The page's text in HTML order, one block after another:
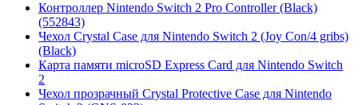
Контроллер Nintendo Switch 2 Pro Controller (Black)
(552843)
Чехол Сrystal Сase для Nintendo Switch 2 (Joy Con/4 gribs)
(Black)
Карта памяти microSD Express Card для Nintendo Switch
2
Чехол прозрачный Crystal Protective Case для Nintendo